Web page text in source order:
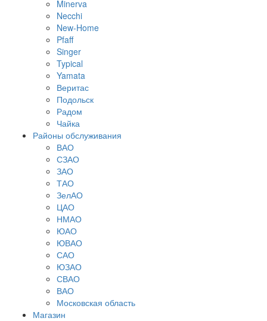
Minerva
Necchi
New-Home
Pfaff
Singer
Typical
Yamata
Веритас
Подольск
Радом
Чайка
Районы обслуживания
ВАО
СЗАО
ЗАО
ТАО
ЗелАО
ЦАО
НМАО
ЮАО
ЮВАО
САО
ЮЗАО
СВАО
ВАО
Московская область
Магазин